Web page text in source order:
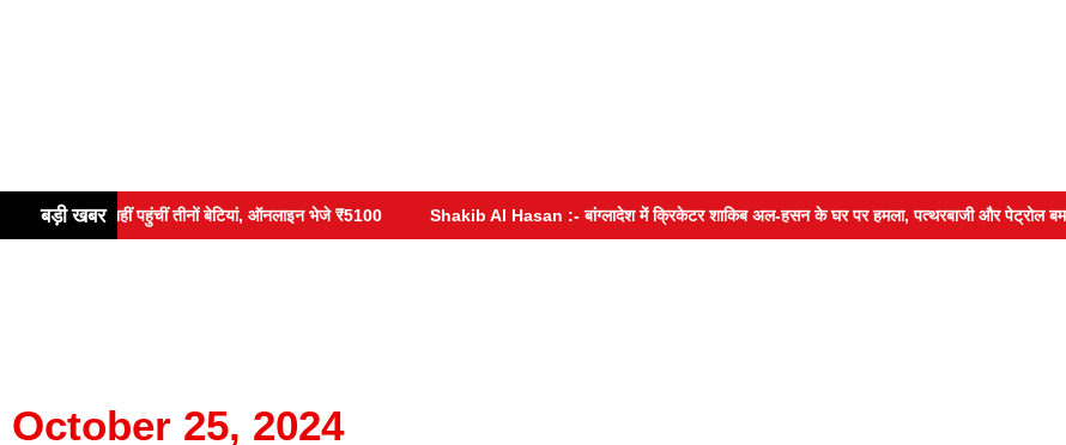
बड़ी खबर
में नहीं पहुंचीं तीनों बेटियां, ऑनलाइन भेजे ₹5100 Shakib Al Hasan :- बांग्लादेश में क्रिकेटर शाकिब अल-हसन के घर पर हमला, पत्थरबाजी और पेट्रोल बम फेंके
October 25, 2024